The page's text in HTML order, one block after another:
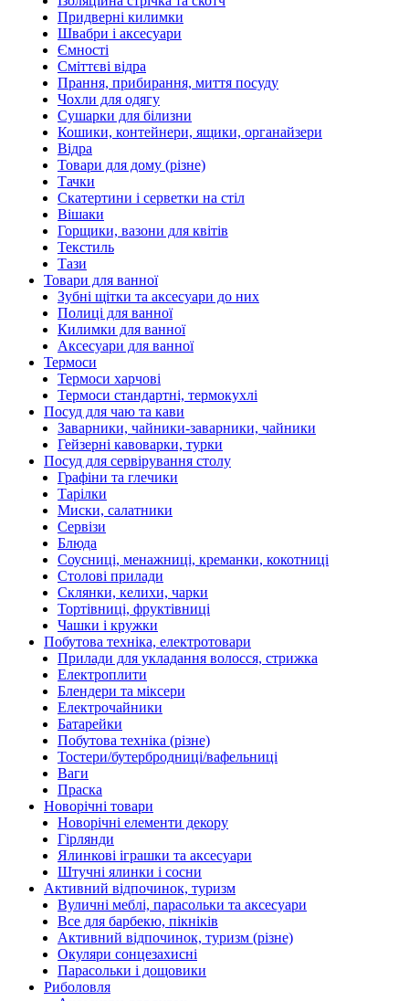
Придверні килимки
Швабри і аксесуари
Ємності
Сміттєві відра
Прання, прибирання, миття посуду
Чохли для одягу
Сушарки для білизни
Кошики, контейнери, ящики, органайзери
Відра
Товари для дому (різне)
Тачки
Скатертини і серветки на стіл
Вішаки
Горщики, вазони для квітів
Текстиль
Тази
Товари для ванної
Зубні щітки та аксесуари до них
Полиці для ванної
Килимки для ванної
Аксесуари для ванної
Термоси
Термоси харчові
Термоси стандартні, термокухлі
Посуд для чаю та кави
Заварники, чайники-заварники, чайники
Гейзерні кавоварки, турки
Посуд для сервірування столу
Графіни та глечики
Тарілки
Миски, салатники
Сервізи
Блюда
Соусниці, менажниці, креманки, кокотниці
Столові прилади
Склянки, келихи, чарки
Тортівниці, фруктівниці
Чашки і кружки
Побутова техніка, електротовари
Прилади для укладання волосся, стрижка
Електроплити
Блендери та міксери
Електрочайники
Батарейки
Побутова техніка (різне)
Тостери/бутербродниці/вафельниці
Ваги
Праска
Новорічні товари
Новорічні елементи декору
Гірлянди
Ялинкові іграшки та аксесуари
Штучні ялинки і сосни
Активний відпочинок, туризм
Вуличні меблі, парасольки та аксесуари
Все для барбекю, пікніків
Активний відпочинок, туризм (різне)
Окуляри сонцезахисні
Парасольки і дощовики
Риболовля